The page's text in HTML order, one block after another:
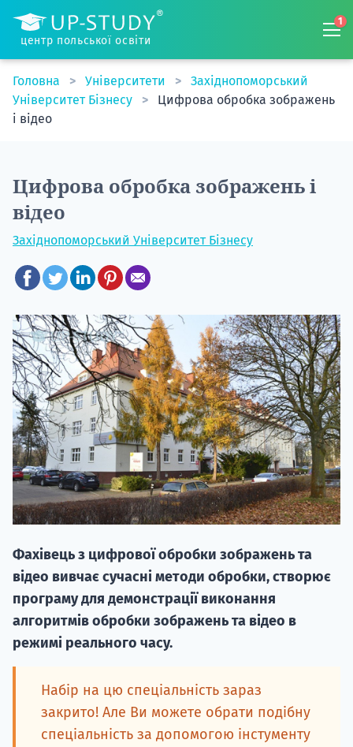
центр польської освіти
1
Головна Університети
Західнопоморський
Університет Бізнесу
Цифрова обробка зображень
і відео
Цифрова обробка зображень і
відео
Західнопоморський Університет Бізнесу
Фахівець з цифрової обробки зображень та
відео вивчає сучасні методи обробки, створює
програму для демонстрації виконання
алгоритмів обробки зображень та відео в
режимі реального часу.
Набір на цю спеціальність зараз
закрито! Але Ви можете обрати подібну
спеціальність за допомогою інстументу
НАБІР
вступ на